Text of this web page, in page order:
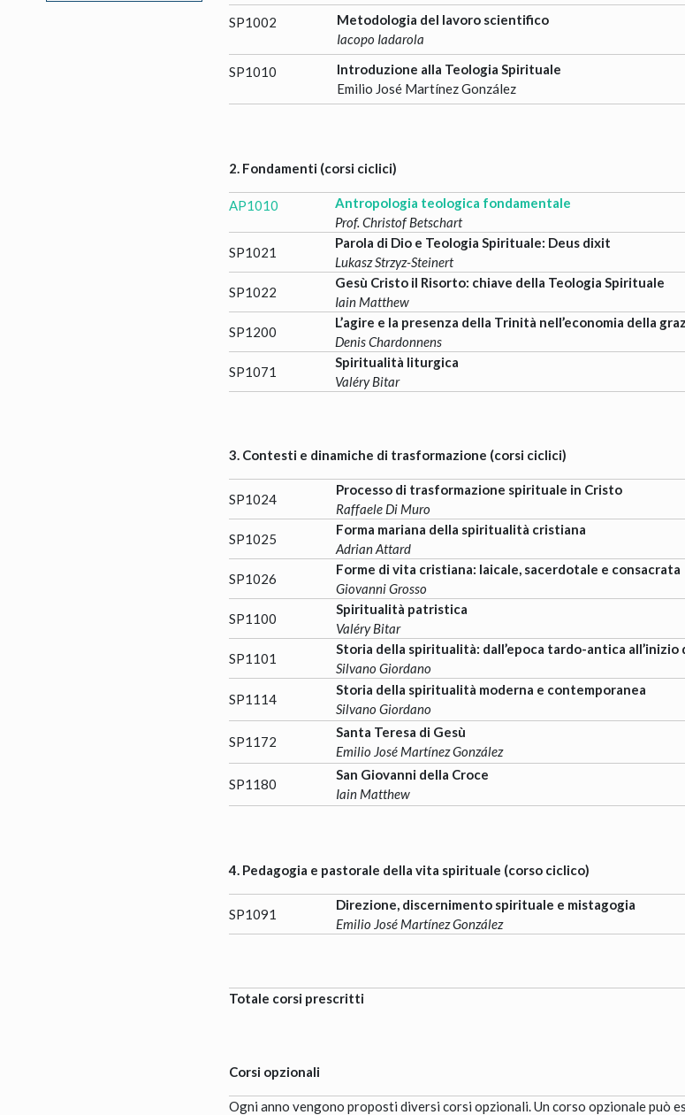
SP1002
Metodologia del lavoro scientifico
Iacopo Iadarola
SP1010
Introduzione alla Teologia Spirituale
Emilio José Martínez González
2. Fondamenti (corsi ciclici)
AP1010
Antropologia teologica fondamentale
Prof. Christof Betschart
SP1021
Parola di Dio e Teologia Spirituale: Deus dixit
Lukasz Strzyz-Steinert
SP1022
Gesù Cristo il Risorto: chiave della Teologia Spirituale
Iain Matthew
SP1200
L’agire e la presenza della Trinità nell’economia della
Denis Chardonnens
SP1071
Spiritualità liturgica
Valéry Bitar
3. Contesti e dinamiche di trasformazione (corsi ciclici)
SP1024
Processo di trasformazione spirituale in Cristo
Raffaele Di Muro
SP1025
Forma mariana della spiritualità cristiana
Adrian Attard
SP1026
Forme di vita cristiana: laicale, sacerdotale e consacrata
Giovanni Grosso
SP1100
Spiritualità patristica
Valéry Bitar
SP1101
Storia della spiritualità: dall’epoca tardo-antica all’inizio
Silvano Giordano
SP1114
Storia della spiritualità moderna e contemporanea
Silvano Giordano
SP1172
Santa Teresa di Gesù
Emilio José Martínez González
SP1180
San Giovanni della Croce
Iain Matthew
4. Pedagogia e pastorale della vita spirituale (corso ciclico)
SP1091
Direzione, discernimento spirituale e mistagogia
Emilio José Martínez González
Totale corsi prescritti
Corsi opzionali
Ogni anno vengono proposti diversi corsi opzionali. Un corso opzionale può